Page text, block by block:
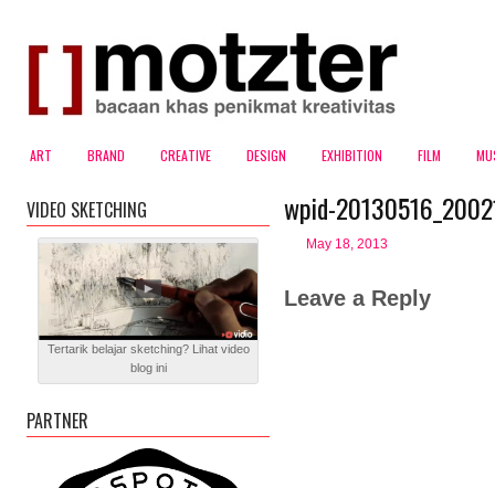
ART BRAND CREATIVE DESIGN EXHIBITION FILM
wpid-
May 18, 2013
Leave a Reply
VIDEO SKETCHING
Tertarik belajar sketching? Lihat video
blog ini
PARTNER